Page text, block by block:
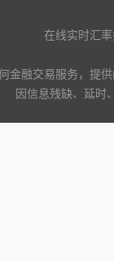
在线实时汇
金融交易服务，提
因信息残缺、延时